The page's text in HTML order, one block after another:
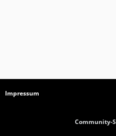
Impressum
Community-